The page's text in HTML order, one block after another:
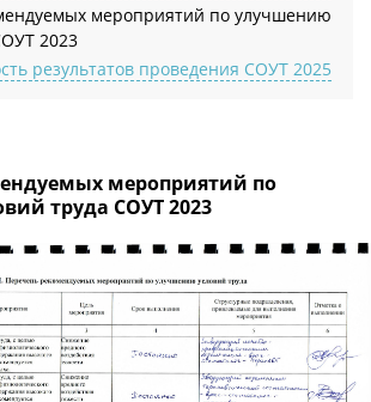
мероприятий по улучшению
2023
результатов проведения СОУТ 2025
мероприятий по
труда СОУТ 2023